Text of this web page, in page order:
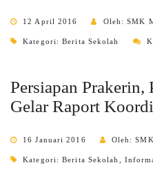
12 April 2016 Oleh: SMK
Kategori:Berita Sekolah
Persiapan Prakerin,
Gelar Raport
16 Januari 2016 Oleh:
Kategori:Berita Sekolah